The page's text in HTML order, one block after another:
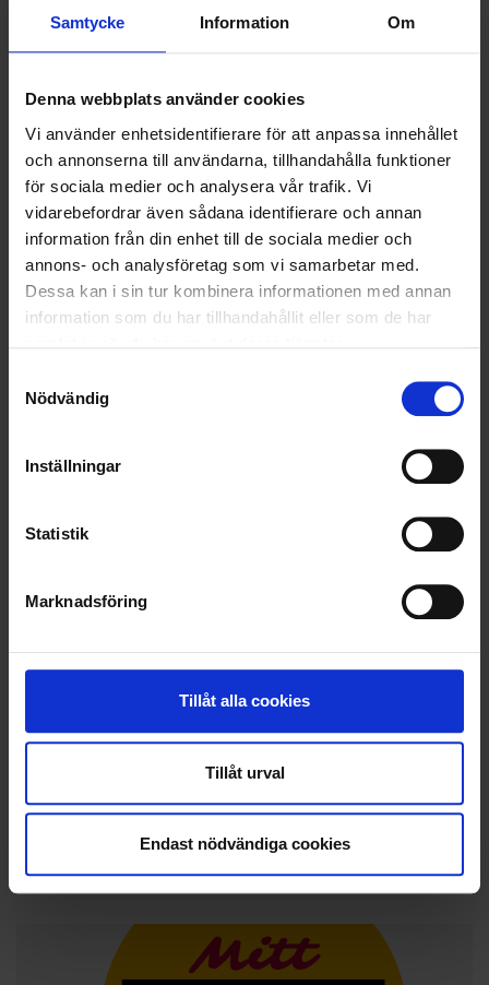
Samtycke Information Om
Denna webbplats använder cookies
Vi använder enhetsidentifierare för att anpassa innehållet
och annonserna till användarna, tillhandahålla funktioner
för sociala medier och analysera vår trafik. Vi
vidarebefordrar även sådana identifierare och annan
information från din enhet till de sociala medier och
annons- och analysföretag som vi samarbetar med.
Dessa kan i sin tur kombinera informationen med annan
information som du har tillhandahållit eller som de har
Nödvändig
Inställningar
Statistik
Marknadsföring
Tillåt alla cookies
Tillåt urval
Endast nödvändiga cookies
Förrådscontainer
Söker du praktisk och stabil förvaring är någon av våra
förrådscontainers för de flesta ändamål. Kontakta oss för att få ett
förslag på en lösning som kan passa dig!